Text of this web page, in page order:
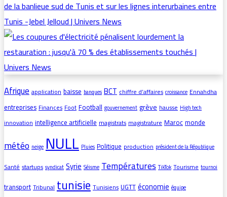
Afriqueapplicationbaisse banques BCTchiffre d’affaires croissance Ennahdha
entreprisesFinancesFootFootball gouvernement grèvehausse High tech
innovationintelligence artificiellemagistratsmagistratureMarocmonde
météo neige NULL Pluies Politique production président de la République
Santéstartups syndicat Syrie Séisme Températures TikTok Tourisme tournoi
transportTribunaltunisieTunisiensUGTTéconomie équipe